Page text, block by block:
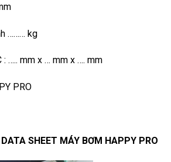
……… kg
: ….. mm x … mm x …. mm
PRO
SHEET MÁY BƠM HAPPY PRO